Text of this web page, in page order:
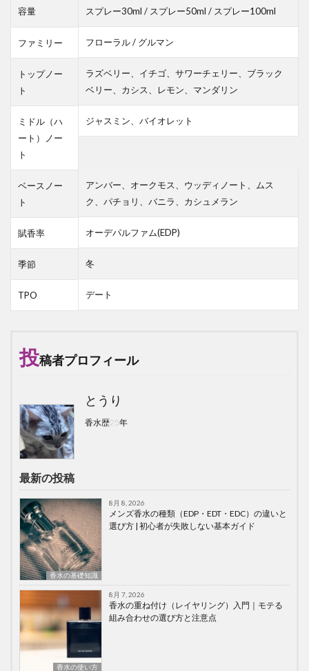
容量 スプレー30ml / スプレー50ml / スプレー100ml
ファミリー フローラル / グルマン
トップノー
ト
ラズベリー、イチゴ、サワーチェリー、ブラック
ベリー、カシス、レモン、マンダリン
ミドル（ハ
ート）ノー
ト
ジャスミン、バイオレット
ベースノー
ト
アンバー、オークモス、ウッディノート、ムス
ク、パチョリ、バニラ、カシュメラン
賦香率 オーデパルファム(EDP)
季節 冬
TPO デート
投稿者プロフィール
とうり
香水歴25年
最新の投稿
香水の基礎知識
8月 8, 2026
メンズ香水の種類（EDP・EDT・EDC）の違いと
選び方 | 初心者が失敗しない基本ガイド
香水の使い方
8月 7, 2026
香水の重ね付け（レイヤリング）入門｜モテる
組み合わせの選び方と注意点